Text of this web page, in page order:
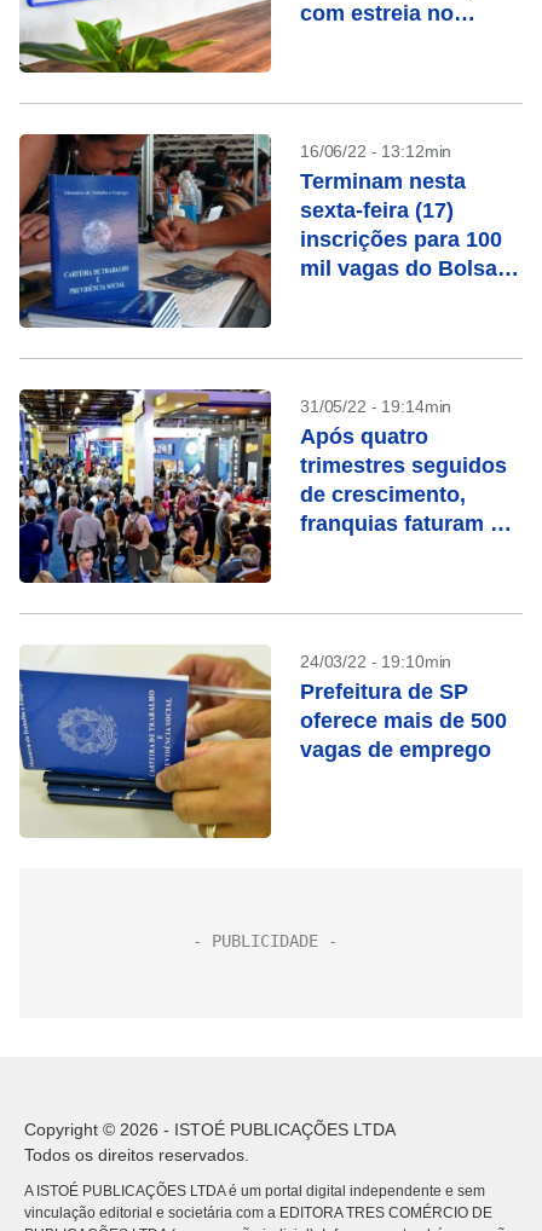
com estreia no
16/06/22 - 13:12min
Terminam nesta
sexta-feira (17)
inscrições para 100
mil vagas do Bolsa
31/05/22 - 19:14min
Após quatro
trimestres seguidos
de crescimento,
franquias faturam R$
24/03/22 - 19:10min
Prefeitura de SP
oferece mais de 500
vagas de emprego
Copyright © 2026 - ISTOÉ PUBLICAÇÕES LTDA
Todos os direitos reservados.
A ISTOÉ PUBLICAÇÕES LTDA é um portal digital independente e sem
vinculação editorial e societária com a EDITORA TRES COMÉRCIO DE